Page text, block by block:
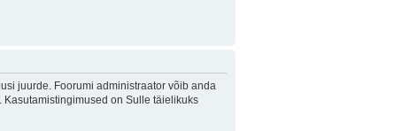
juurde. Foorumi administraator võib anda
on Sulle täielikuks